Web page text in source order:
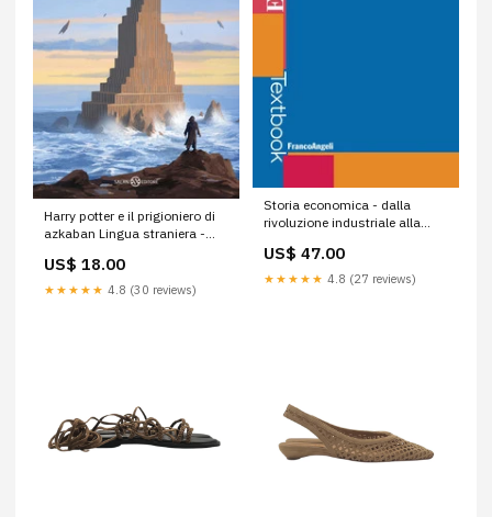
Harry potter e il prigioniero di
azkaban Lingua straniera -
US$ 18.00
★★★★★ 4.8 (30 reviews)
Storia economica - dalla
rivoluzione industriale alla
Parascolastica varia
US$ 47.00
★★★★★ 4.8 (27 reviews)